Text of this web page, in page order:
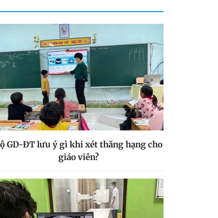
GD-ĐT lưu ý gì khi xét thăng hạng cho
giáo viên?